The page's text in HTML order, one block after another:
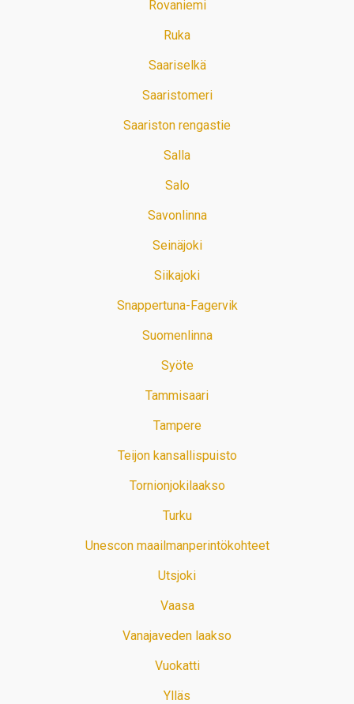
Rovaniemi
Ruka
Saariselkä
Saaristomeri
Saariston rengastie
Salla
Salo
Savonlinna
Seinäjoki
Siikajoki
Snappertuna-Fagervik
Suomenlinna
Syöte
Tammisaari
Tampere
Teijon kansallispuisto
Tornionjokilaakso
Turku
Unescon maailmanperintökohteet
Utsjoki
Vaasa
Vanajaveden laakso
Vuokatti
Ylläs